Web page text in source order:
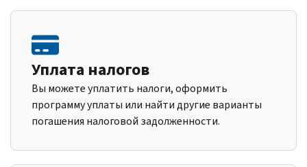
Уплата налогов
Вы можете уплатить налоги, оформить
программу уплаты или найти другие варианты
погашения налоговой задолженности.